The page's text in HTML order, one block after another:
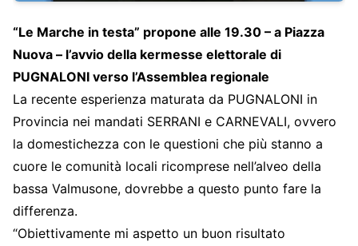
“Le Marche in testa” propone alle 19.30 – a Piazza
Nuova – l’avvio della kermesse elettorale di
PUGNALONI verso l’Assemblea regionale
La recente esperienza maturata da PUGNALONI in
Provincia nei mandati SERRANI e CARNEVALI, ovvero
la domestichezza con le questioni che più stanno a
cuore le comunità locali ricomprese nell’alveo della
bassa Valmusone, dovrebbe a questo punto fare la
differenza.
“Obiettivamente mi aspetto un buon risultato